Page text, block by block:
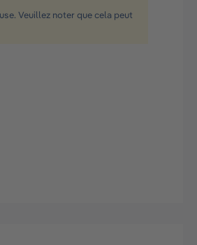
Veuillez noter que cela peut